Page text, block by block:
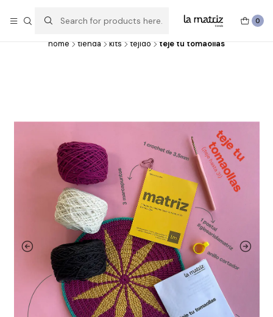
0
hacer.
home tienda kits tejido teje tu tomaollas